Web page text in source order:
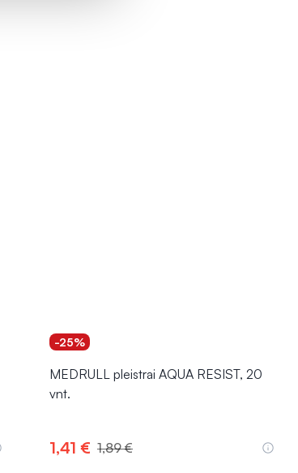
-25%
MEDRULL pleistrai AQUA RESIST, 20
vnt.
1,41 € 1,89 €